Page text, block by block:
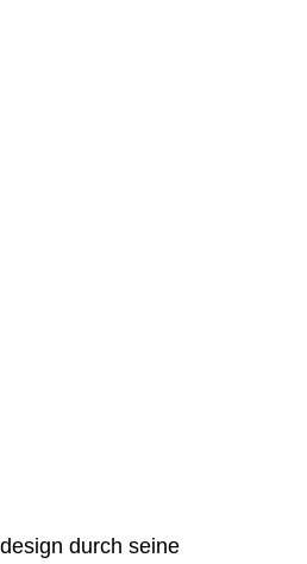
durch seine